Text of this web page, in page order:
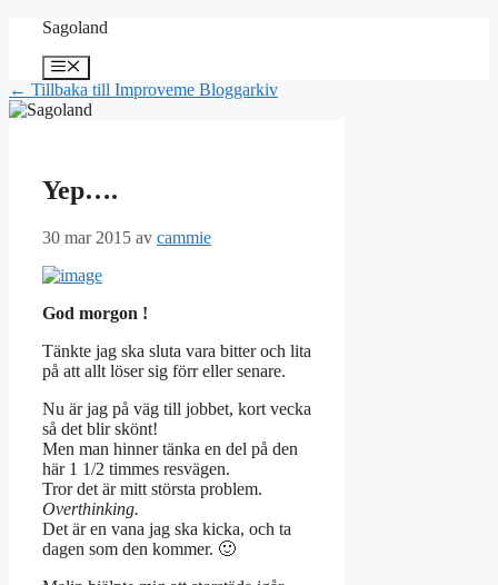
Hoppa
innehåll
Sagoland
Meny
← Tillbaka till Improveme Bloggarkiv
Yep….
30 mar 2015 av cammie
God morgon !
Tänkte jag ska sluta vara bitter och lita
på att allt löser sig förr eller senare.
Nu är jag på väg till jobbet, kort vecka
så det blir skönt!
Men man hinner tänka en del på den
här 1 1/2 timmes resvägen.
Tror det är mitt största problem.
Overthinking.
Det är en vana jag ska kicka, och ta
dagen som den kommer. 🙂